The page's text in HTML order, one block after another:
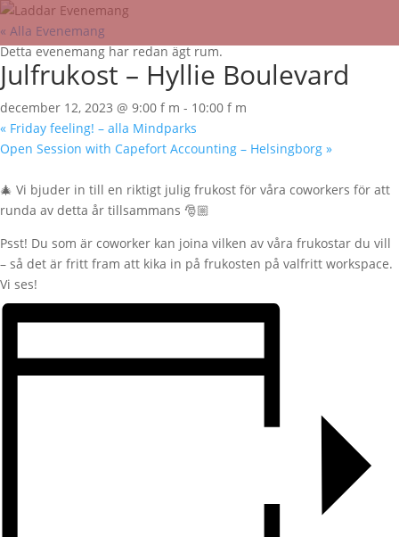
« Alla Evenemang
Detta evenemang har redan ägt rum.
Julfrukost – Hyllie Boulevard
december 12, 2023 @ 9:00 f m - 10:00 f m
« Friday feeling! – alla Mindparks
Open Session with Capefort Accounting – Helsingborg »
🎄 Vi bjuder in till en riktigt julig frukost för våra coworkers för att
runda av detta år tillsammans 🎅🏼
Psst! Du som är coworker kan joina vilken av våra frukostar du vill
– så det är fritt fram att kika in på frukosten på valfritt workspace.
Vi ses!